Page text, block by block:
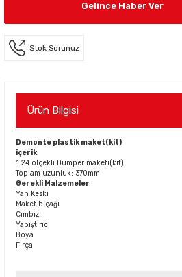
Gelince Haber Ver
Stok Sorunuz
Ürün Bilgisi
Demonte plastik maket(kit)
içerik
1:24 ölçekli Dumper maketi(kit)
Toplam uzunluk: 370mm
Gerekli Malzemeler
Yan Keski
Maket bıçağı
Cımbız
Yapıştırıcı
Boya
Fırça